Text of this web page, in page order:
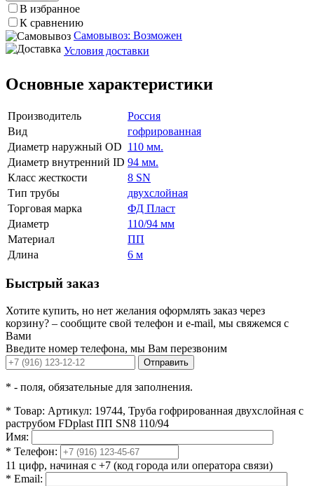
В избранное
К сравнению
Самовывоз: Возможен
Условия доставки
Основные характеристики
Производитель
Россия
Вид
гофрированная
Диаметр наружный OD 110 мм.
Диаметр внутренний ID 94 мм.
Класс жесткости
8 SN
Тип трубы
двухслойная
Торговая марка
ФД Пласт
Диаметр
110/94 мм
Материал
ПП
Длина
6 м
Быстрый заказ
Хотите купить, но нет желания оформлять заказ через
корзину? – сообщите свой телефон и e-mail, мы свяжемся с
Вами
Введите номер телефона, мы Вам перезвоним
Отправить
* - поля, обязательные для заполнения.
* Товар: Артикул: 19744, Труба гофрированная двухслойная с
раструбом FDplast ПП SN8 110/94
Имя:
* Телефон:
11 цифр, начиная с +7 (код города или оператора связи)
* Email: